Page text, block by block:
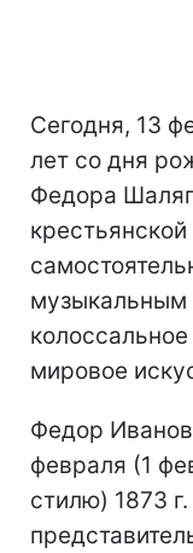
Сегодня, 13
лет со дня
Федора
музыкальным
мировое
Федор
февраля (1
стилю) 1873